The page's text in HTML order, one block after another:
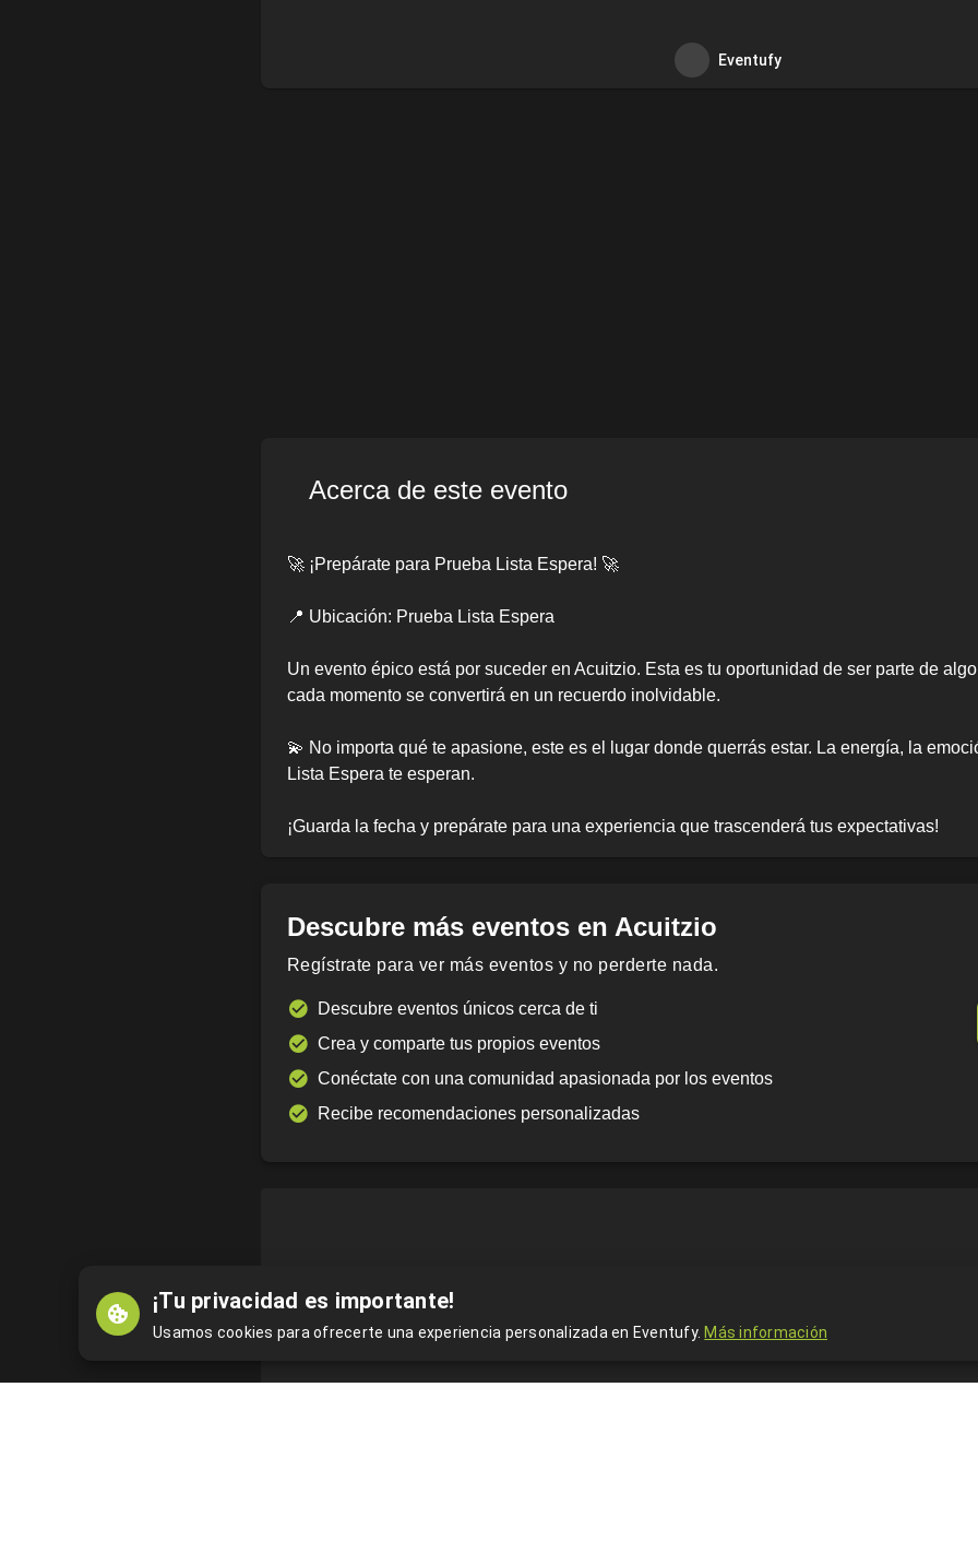
¡Tu privacidad es importante!
Usamos cookies para ofrecerte una experiencia personalizada en Eventufy. Más información
Eventufy
Acerca de este evento
🚀 ¡Prepárate para Prueba Lista Espera! 🚀
📍 Ubicación: Prueba Lista Espera
Un evento épico está por suceder en Acuitzio. Esta es tu oportunidad de ser parte de
cada momento se convertirá en un recuerdo inolvidable.
💫 No importa qué te apasione, este es el lugar donde querrás estar. La energía, la
Lista Espera te esperan.
¡Guarda la fecha y prepárate para una experiencia que trascenderá tus expectativas!
Descubre más eventos en Acuitzio
Regístrate para ver más eventos y no perderte nada.
Descubre eventos únicos cerca de ti
Crea y comparte tus propios eventos
Conéctate con una comunidad apasionada por los eventos
Recibe recomendaciones personalizadas